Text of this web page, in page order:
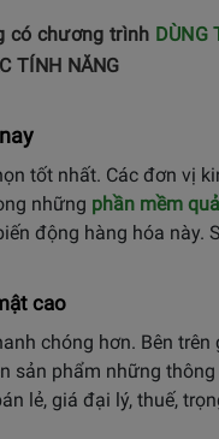
có chương trình DÙNG
TÍNH NĂNG
tốt nhất. Các đơn vị
những phần mềm
động hàng hóa này.
cao
chóng hơn. Bên trên
sản phẩm những
lẻ, giá đại lý, thuế,